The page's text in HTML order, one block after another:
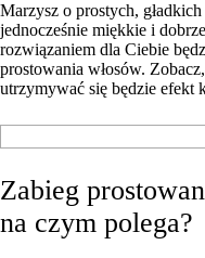
Marzysz o prostych,
jednocześnie miękkie i
rozwiązaniem dla Ciebie
prostowania włosów.
utrzymywać się będzie efekt
Zabieg
na czym polega?